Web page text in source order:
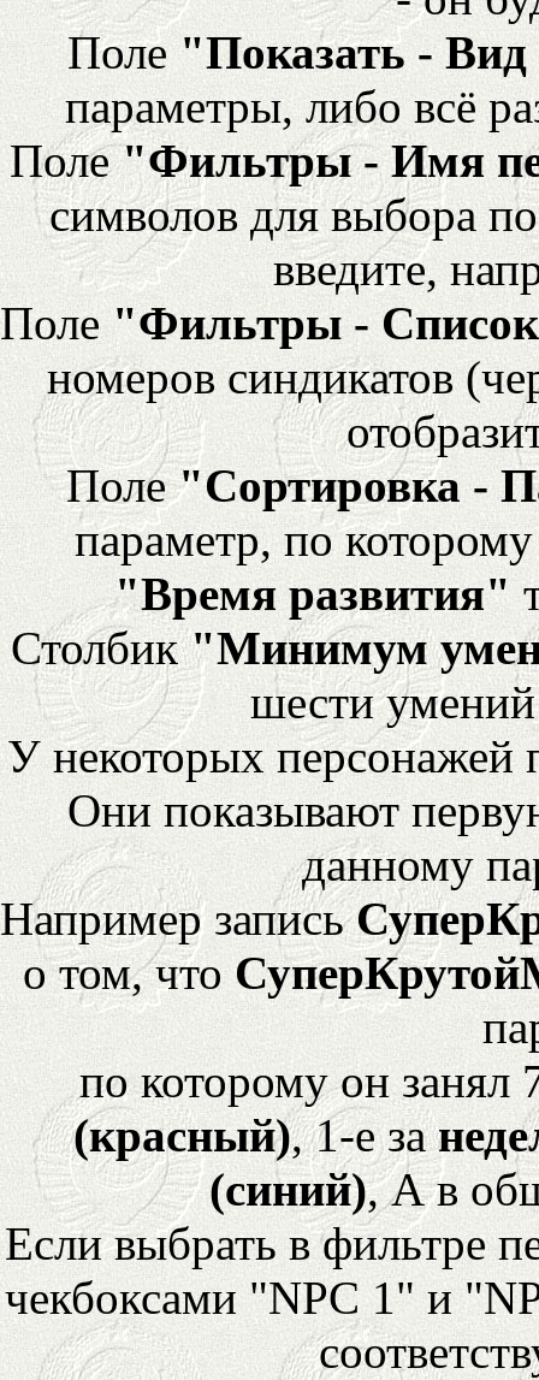
Поле "Показать -
параметры, либо всё
Поле"Фильтры - Имя
символов для выбора
введите,
Поле "Фильтры -
номеров синдикатов
Поле"Сортировка -
параметр, по
"Время развития"
Столбик"Минимум
шести
У некоторых персонажей
Они показывают
данному
Например запись
о том, что
по которому он
(красный), 1-е за
(синий), А в
Если выбрать в фильтре
чекбоксами "NPC 1" и